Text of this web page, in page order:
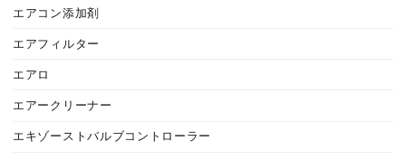
エアコン添加剤
エアフィルター
エアロ
エアークリーナー
エキゾーストバルブコントローラー